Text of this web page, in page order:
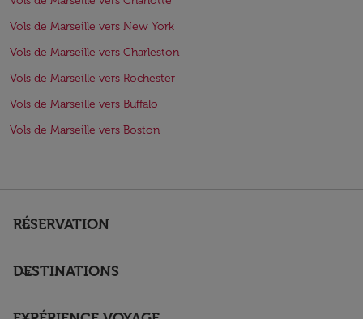
Vols de Marseille vers New York
Vols de Marseille vers Charleston
Vols de Marseille vers Rochester
Vols de Marseille vers Buffalo
Vols de Marseille vers Boston
RÉSERVATION
keyboard_arrow_down
DESTINATIONS
keyboard_arrow_down